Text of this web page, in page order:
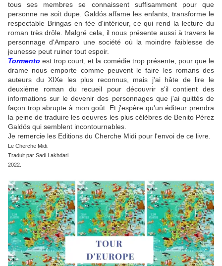
tous ses membres se connaissent suffisamment pour que
personne ne soit dupe. Galdós affame les enfants, transforme le
respectable Bringas en fée d'intérieur, ce qui rend la lecture du
roman très drôle. Malgré cela, il nous présente aussi à travers le
personnage d'Amparo une société où la moindre faiblesse de
jeunesse peut ruiner tout espoir.
Tormento est trop court, et la comédie trop présente, pour que le
drame nous emporte comme peuvent le faire les romans des
auteurs du XIXe les plus reconnus, mais j'ai hâte de lire le
deuxième roman du recueil pour découvrir s'il contient des
informations sur le devenir des personnages que j'ai quittés de
façon trop abrupte à mon goût. Et j'espère qu'un éditeur prendra
la peine de traduire les oeuvres les plus célèbres de Benito Pérez
Galdós qui semblent incontournables.
Je remercie les Editions du Cherche Midi pour l'envoi de ce livre.
Le Cherche Midi.
Traduit par Sadi Lakhdari.
2022.